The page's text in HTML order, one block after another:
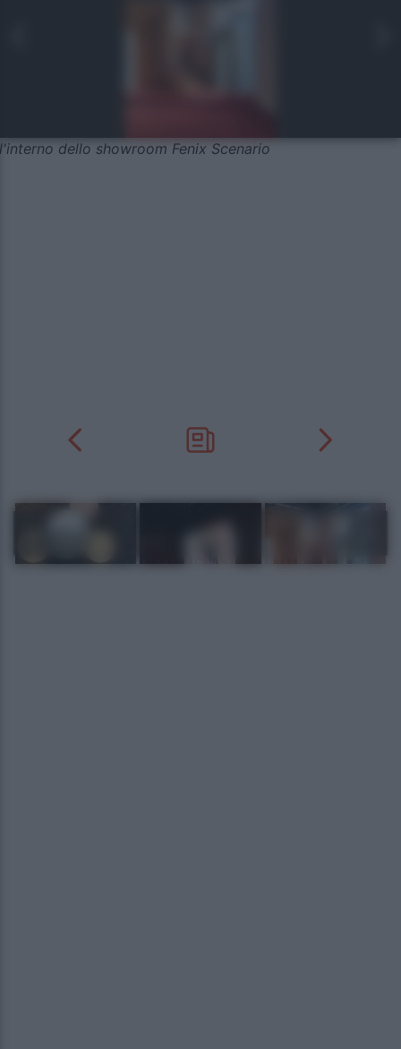
l'interno dello showroom Fenix Scenario